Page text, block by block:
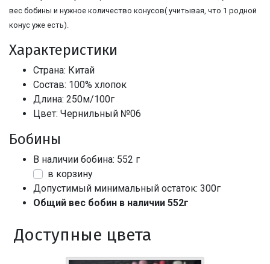
вес бобины и нужное количество конусов( учитывая, что 1 родной
конус уже есть).
Характеристики
Страна: Китай
Состав: 100% хлопок
Длина: 250м/100г
Цвет: Чернильный №06
Бобины
В наличии бобина: 552 г
в корзину
Допустимый минимальный остаток: 300г
Общий вес бобин в наличии 552г
Доступные цвета